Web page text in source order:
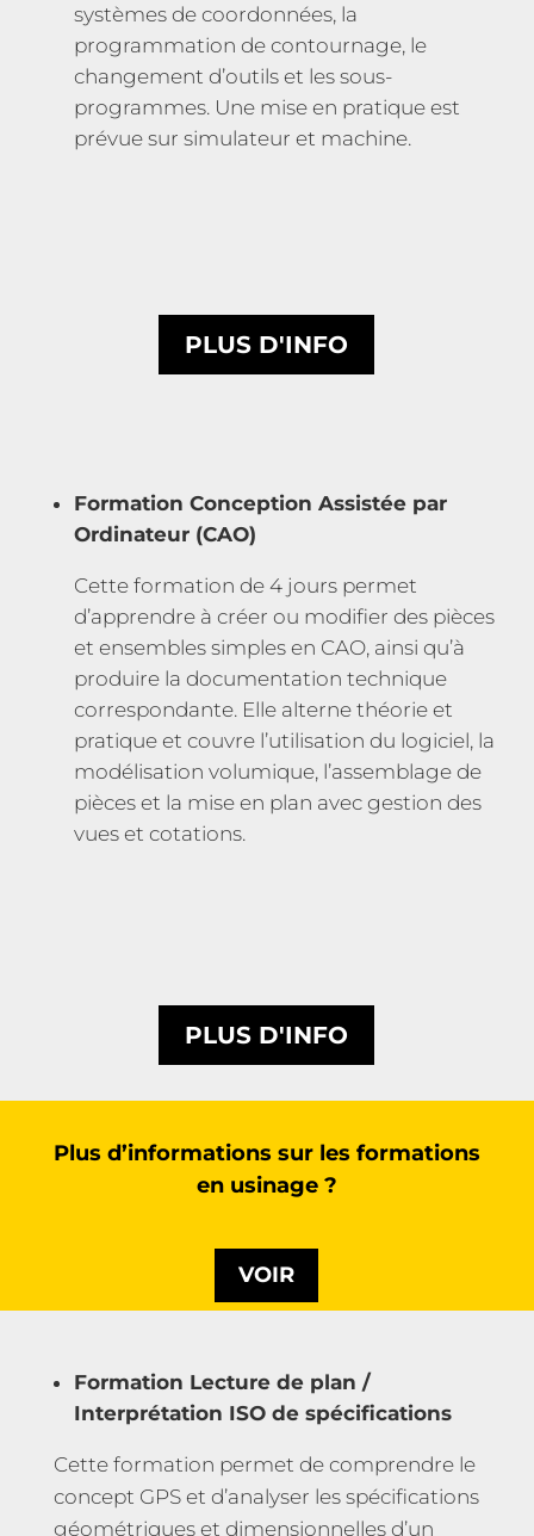
systèmes de coordonnées, la
programmation de contournage, le
changement d’outils et les sous-
programmes. Une mise en pratique est
prévue sur simulateur et machine.
PLUS D'INFO
Formation Conception Assistée par
Ordinateur (CAO)
Cette formation de 4 jours permet
d’apprendre à créer ou modifier des pièces
et ensembles simples en CAO, ainsi qu’à
produire la documentation technique
correspondante. Elle alterne théorie et
pratique et couvre l’utilisation du logiciel, la
modélisation volumique, l’assemblage de
pièces et la mise en plan avec gestion des
vues et cotations.
PLUS D'INFO
Plus d’informations sur les formations
en usinage ?
VOIR
Formation Lecture de plan /
Interprétation ISO de spécifications
Cette formation permet de comprendre le
concept GPS et d’analyser les spécifications
géométriques et dimensionnelles d’un